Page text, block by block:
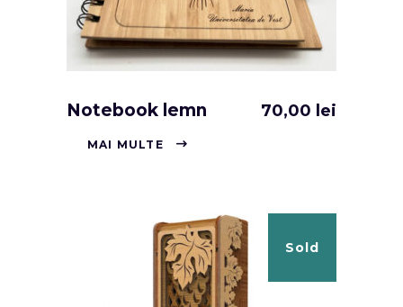
Notebook lemn 70,00 lei
MAI MULTE
Sold